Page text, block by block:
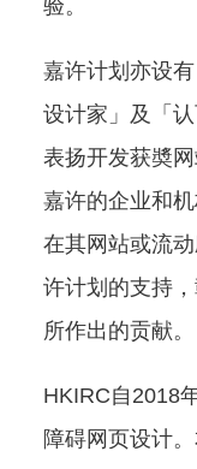
验。
嘉许计划亦设
设计家」及「
表扬开发获奬
嘉许的企业和
在其网站或流
许计划的支持
所作出的贡献。
HKIRC自2018
障碍网页设计